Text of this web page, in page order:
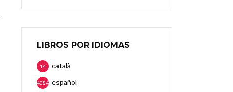
LIBROS POR IDIOMAS
català
14
español
4084